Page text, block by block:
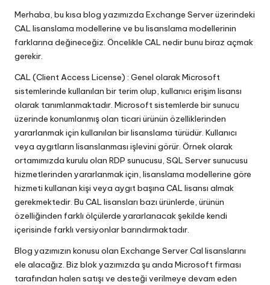
Merhaba, bu kısa blog yazımızda Exchange Server üzerindeki
CAL lisanslama modellerine ve bu lisanslama modellerinin
farklarına değineceğiz. Öncelikle CAL nedir bunu biraz açmak
gerekir.
CAL (Client Access License) : Genel olarak Microsoft
sistemlerinde kullanılan bir terim olup, kullanıcı erişim lisansı
olarak tanımlanmaktadır. Microsoft sistemlerde bir sunucu
üzerinde konumlanmış olan ticari ürünün özelliklerinden
yararlanmak için kullanılan bir lisanslama türüdür. Kullanıcı
veya aygıtların lisanslanması işlevini görür. Örnek olarak
ortamımızda kurulu olan RDP sunucusu, SQL Server sunucusu
hizmetlerinden yararlanmak için, lisanslama modellerine göre
hizmeti kullanan kişi veya aygıt başına CAL lisansı almak
gerekmektedir. Bu CAL lisansları bazı ürünlerde, ürünün
özelliğinden farklı ölçülerde yararlanacak şekilde kendi
içerisinde farklı versiyonlar barındırmaktadır.
Blog yazımızın konusu olan Exchange Server Cal lisanslarını
ele alacağız. Biz blok yazımızda şu anda Microsoft firması
tarafından halen satışı ve desteği verilmeye devam eden